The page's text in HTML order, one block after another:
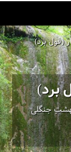
(فول برد)
برد)
جنگلی